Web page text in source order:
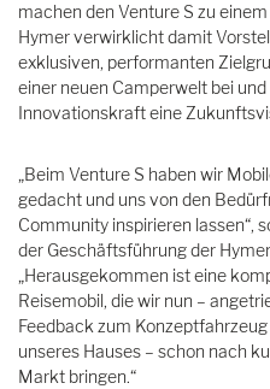
machen den Venture S zu
Hymer verwirklicht damit
exklusiven, performanten
einer neuen Camperwelt bei
Innovationskraft eine
„Beim Venture S haben wir
gedacht und uns von den
Community inspirieren lassen“,
der Geschäftsführung der
„Herausgekommen ist eine
Reisemobil, die wir nun –
Feedback zum
unseres Hauses – schon nach
Markt bringen.“